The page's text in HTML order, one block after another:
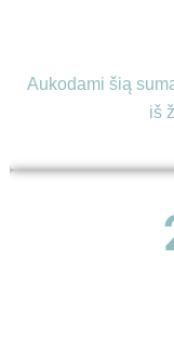
Aukodami šią
iš